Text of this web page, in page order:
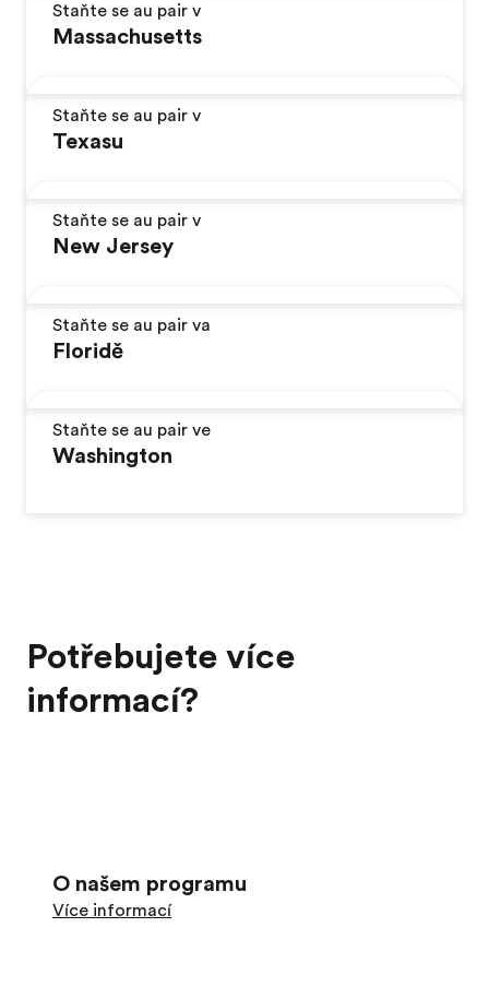
Staňte se au pair v
Massachusetts
Staňte se au pair v
Texasu
Staňte se au pair v
New Jersey
Staňte se au pair va
Floridě
Staňte se au pair ve
Washington
Potřebujete více
informací?
O našem programu
Více informací